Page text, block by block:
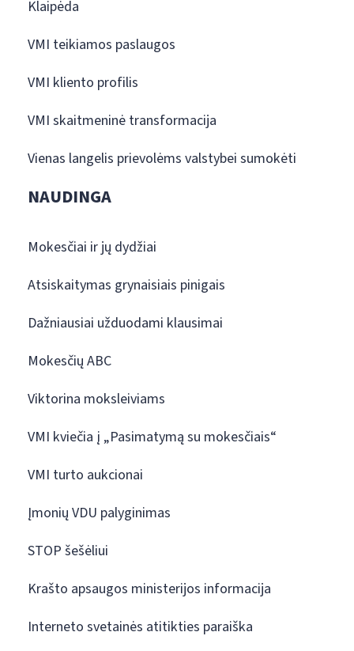
Klaipėda
VMI teikiamos paslaugos
VMI kliento profilis
VMI skaitmeninė transformacija
Vienas langelis prievolėms valstybei sumokėti
NAUDINGA
Mokesčiai ir jų dydžiai
Atsiskaitymas grynaisiais pinigais
Dažniausiai užduodami klausimai
Mokesčių ABC
Viktorina moksleiviams
VMI kviečia į „Pasimatymą su mokesčiais“
VMI turto aukcionai
Įmonių VDU palyginimas
STOP šešėliui
Krašto apsaugos ministerijos informacija
Interneto svetainės atitikties paraiška